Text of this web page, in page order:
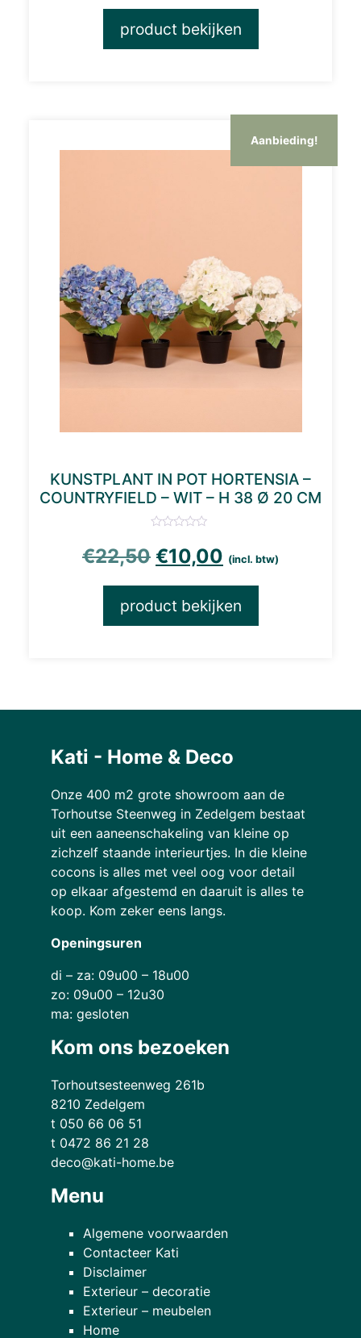
product bekijken
Aanbieding!
KUNSTPLANT IN POT HORTENSIA –
COUNTRYFIELD – WIT – H 38 Ø 20 CM
€22,50 Oorspronkelijke prijs
€10,00 Huidige prijs
(incl. btw)
product bekijken
Kati - Home & Deco
Onze 400 m2 grote showroom aan de
Torhoutse Steenweg in Zedelgem bestaat
uit een aaneenschakeling van kleine op
zichzelf staande interieurtjes. In die kleine
cocons is alles met veel oog voor detail
op elkaar afgestemd en daaruit is alles te
koop. Kom zeker eens langs.
Openingsuren
di – za: 09u00 – 18u00
zo: 09u00 – 12u30
ma: gesloten
Kom ons bezoeken
Torhoutsesteenweg 261b
8210 Zedelgem
t 050 66 06 51
t 0472 86 21 28
deco@kati-home.be
Menu
Algemene voorwaarden
Contacteer Kati
Disclaimer
Exterieur – decoratie
Exterieur – meubelen
Home